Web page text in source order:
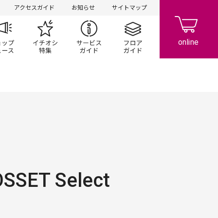
アクセスガイド お知らせ サイトマップ
ン
プ一覧 ショップニュースイチオシ特集 サービスガイドフロアガイド
Select